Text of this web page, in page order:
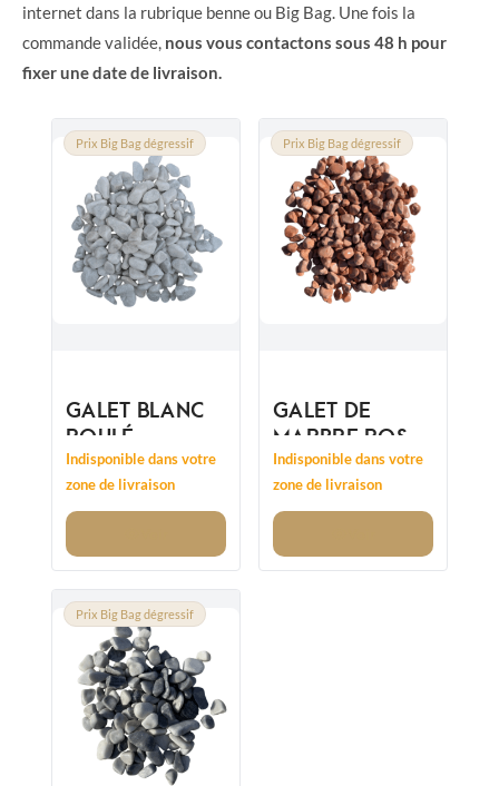
internet dans la rubrique benne ou Big Bag. Une fois la
commande validée, nous vous contactons sous 48 h pour
fixer une date de livraison.
Prix Big Bag dégressif
GALET BLANC
ROULÉ
12/25MM
Indisponible dans votre
zone de livraison
Prix Big Bag dégressif
GALET DE
MARBRE ROSE
15/25 -
REMPLACE
12/25MM
Indisponible dans votre
zone de livraison
Prix Big Bag dégressif